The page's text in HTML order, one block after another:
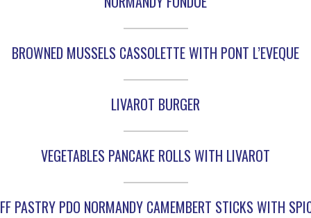
BROWNED MUSSELS CASSOLETTE WITH PONT L’EVEQUE
LIVAROT BURGER
VEGETABLES PANCAKE ROLLS WITH LIVAROT
PASTRY PDO NORMANDY CAMEMBERT STICKS WITH